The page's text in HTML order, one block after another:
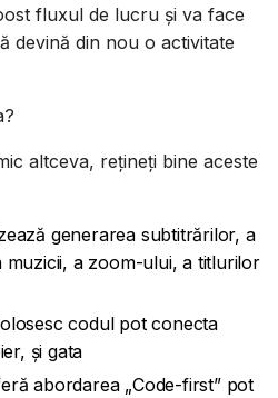
fluxul de lucru și va face
devină din nou o activitate
altceva, rețineți bine aceste
generarea subtitrărilor, a
a zoom-ului, a titlurilor
codul pot conecta
și gata
abordarea „Code-first” pot